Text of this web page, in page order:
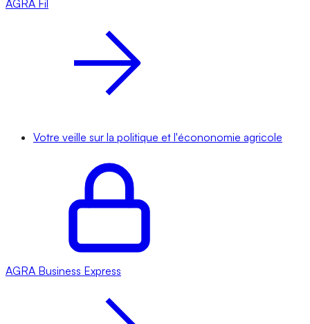
AGRA Fil
Votre veille sur la politique et l'écononomie agricole
AGRA Business Express